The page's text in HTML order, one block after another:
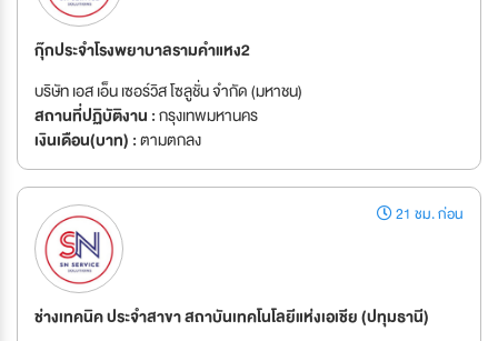
กุ๊กประจำโรงพยาบาลรามคำแหง2
บริษัท เอส เอ็น เซอร์วิส โซลูชั่น จำกัด (มหาชน)
สถานที่ปฏิบัติงาน :กรุงเทพมหานคร
เงินเดือน(บาท) :ตามตกลง
21 ชม. ก่อน
ช่างเทคนิค ประจำสาขา สถาบันเทคโนโลยีแห่งเอเชีย (ปทุมธานี)